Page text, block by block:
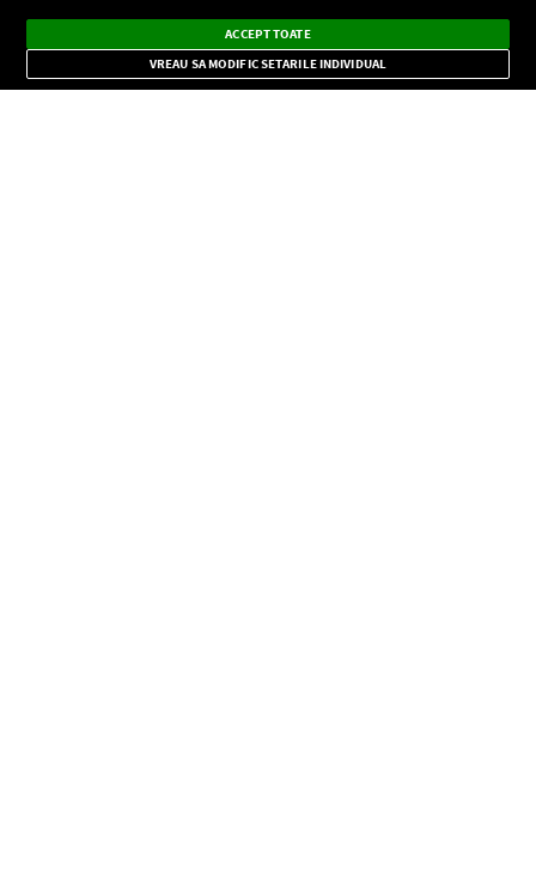
CONFIDENŢIALITATE
Dark
Mode
Radio live, podcasturi, știri și alerte
importante.
×
ACCEPT TOATE
VREAU SA MODIFIC SETARILE INDIVIDUAL